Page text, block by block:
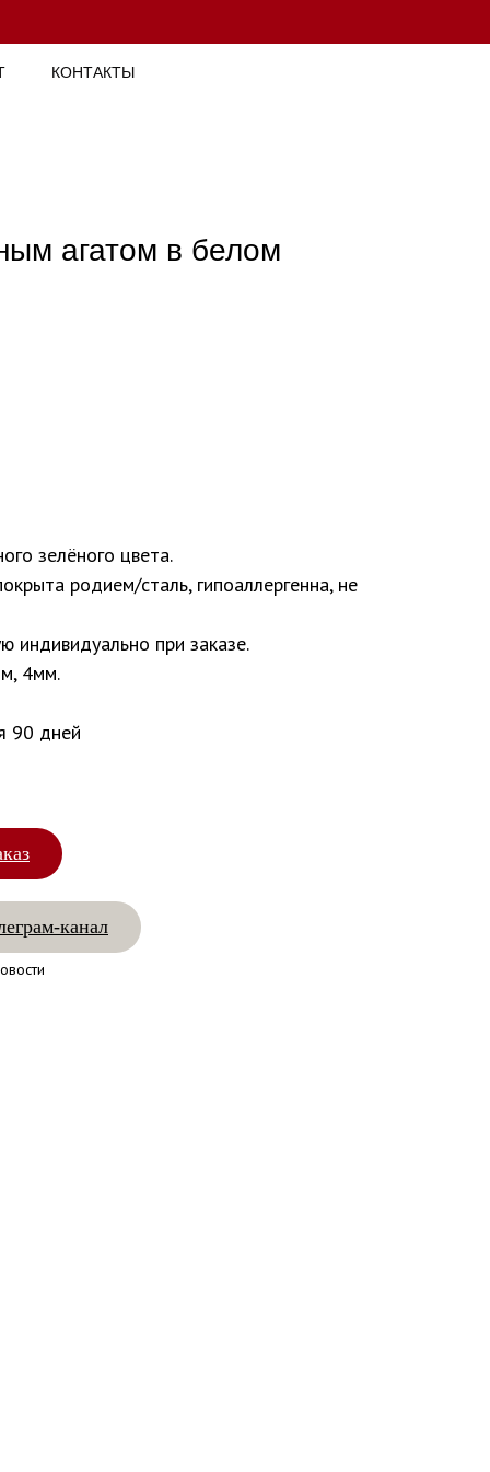
КОНТАКТЫ
агатом в белом
зелёного цвета.
родием/сталь, гипоаллергенна, не
индивидуально при заказе.
4мм.
90 дней
канал